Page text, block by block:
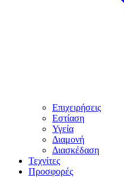
Επιχειρήσεις
Εστίαση
Υγεία
Διαμονή
Διασκέδαση
Τεχνίτες
Προσφορές